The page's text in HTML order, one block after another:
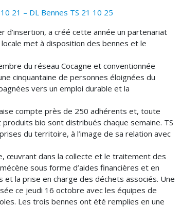
21 – DL Bennes TS 21 10 25
d’insertion, a créé cette année un partenariat
met à disposition des bennes et le
du réseau Cocagne et conventionnée
cinquantaine de personnes éloignées du
vers un emploi durable et la
compte près de 250 adhérents et, toute
bio sont distribués chaque semaine. TS
du territoire, à l’image de sa relation avec
œuvrant dans la collecte et le traitement des
sous forme d’aides financières et en
la prise en charge des déchets associés. Une
ce jeudi 16 octobre avec les équipes de
Les trois bennes ont été remplies en une